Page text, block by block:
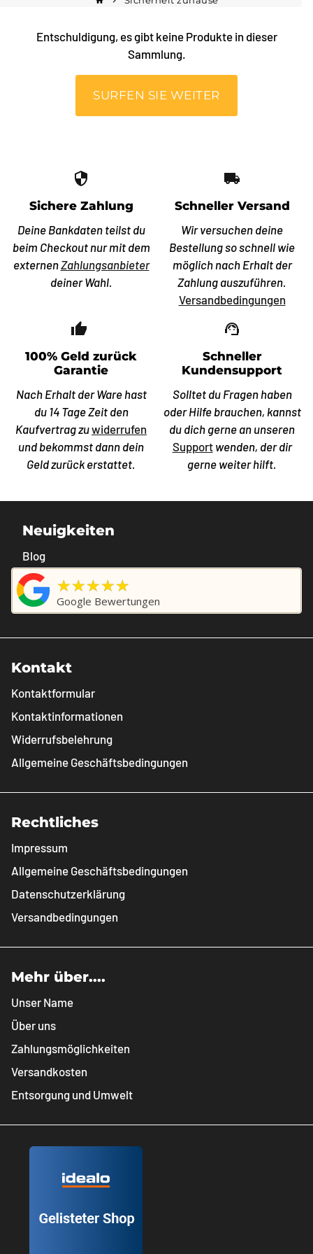
Entschuldigung, es gibt keine Produkte in dieser
Sammlung.
SURFEN SIE WEITER
security
Sichere Zahlung
Deine Bankdaten teilst du
beim Checkout nur mit dem
externenZahlungsanbieter
deiner Wahl.
local_shipping
Schneller Versand
Wir versuchen deine
Bestellung so schnell wie
möglich nach Erhalt der
Zahlung auszuführen.
Versandbedingungen
thumb_up_off_alt
100% Geld zurück
Garantie
Nach Erhalt der Ware hast
du 14 Tage Zeit den
Kaufvertrag zuwiderrufen
und bekommst dann dein
Geld zurück erstattet.
support_agent
Schneller
Kundensupport
Solltet du Fragen haben
oder Hilfe brauchen, kannst
du dich gerne an unseren
Support wenden, der dir
gerne weiter hilft.
Neuigkeiten
Blog
★★★★★
Google Bewertungen
Kontakt
Kontaktformular
Kontaktinformationen
Widerrufsbelehrung
Allgemeine Geschäftsbedingungen
Rechtliches
Impressum
Allgemeine Geschäftsbedingungen
Datenschutzerklärung
Versandbedingungen
Mehr über....
Unser Name
Über uns
Zahlungsmöglichkeiten
Versandkosten
Entsorgung und Umwelt